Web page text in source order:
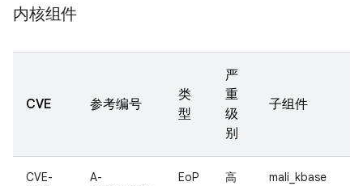
内核组件
CVE 参考编号
类
型
严
重
级
别
子组件
CVE-
A-
EoP 高 mali_kbase